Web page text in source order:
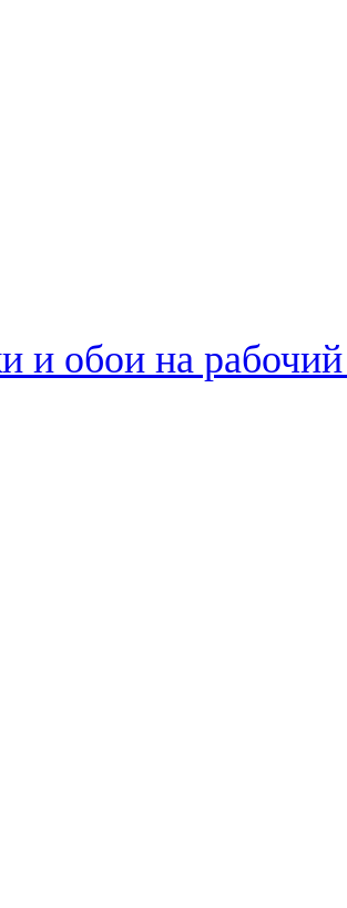
и обои на